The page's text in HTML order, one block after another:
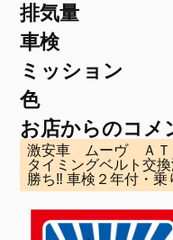
排気量
車検
ミッション
色
お店からのコメ
激安車 ムーヴ ＡＴ
タイミングベルト交
勝ち‼ 車検２年付・